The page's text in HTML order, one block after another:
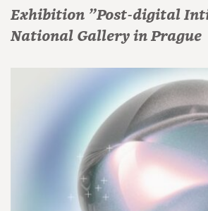
Exhibition "Post-digital
National Gallery in Prague